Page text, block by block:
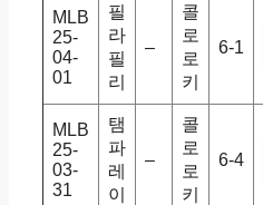
MLB
25-
04-
01
필
라
필
리
–
콜
로
로
키
6-1
MLB
25-
03-
31
탬
파
레
이
–
콜
로
로
키
6-4